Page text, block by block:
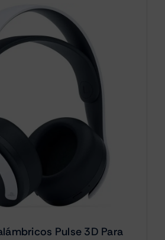
Pulse 3D Para